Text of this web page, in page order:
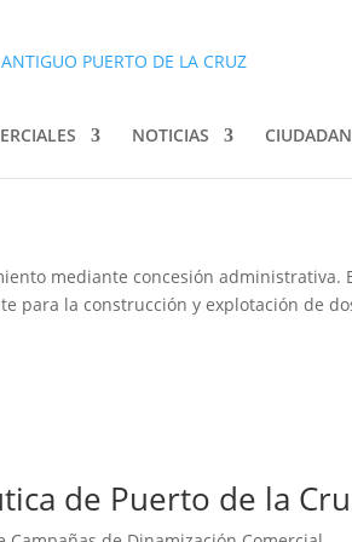
NOTICIAS
EN EL PUERTO DE
mediante concesión administrativa.
para la construcción y explotación de
de Puerto de la